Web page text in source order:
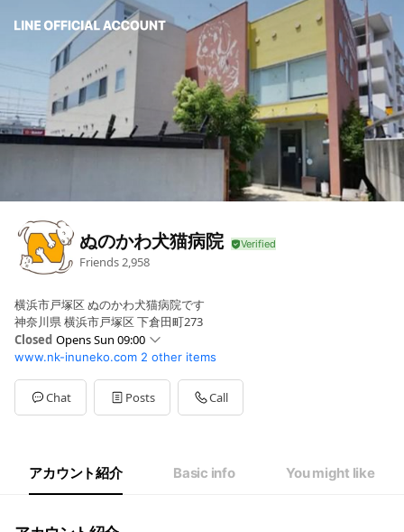
ぬのかわ犬猫病院
Friends2,958
横浜市戸塚区 ぬのかわ犬猫病院です
神奈川県 横浜市戸塚区 下倉田町273
Closed Opens Sun 09:00
Sun09:00 - 12:00
Mon09:00 - 12:00,15:00 - 18:00
Tue09:00 - 12:00,15:00 - 18:00
Wed09:00 - 12:00,15:00 - 18:00
09:00 - 12:00,15:00 - 18:00
日曜午後・第二木曜 午後休診
www.nk-inuneko.com 2 other items
Chat Posts Call
アカウント紹介 Basic info You might like